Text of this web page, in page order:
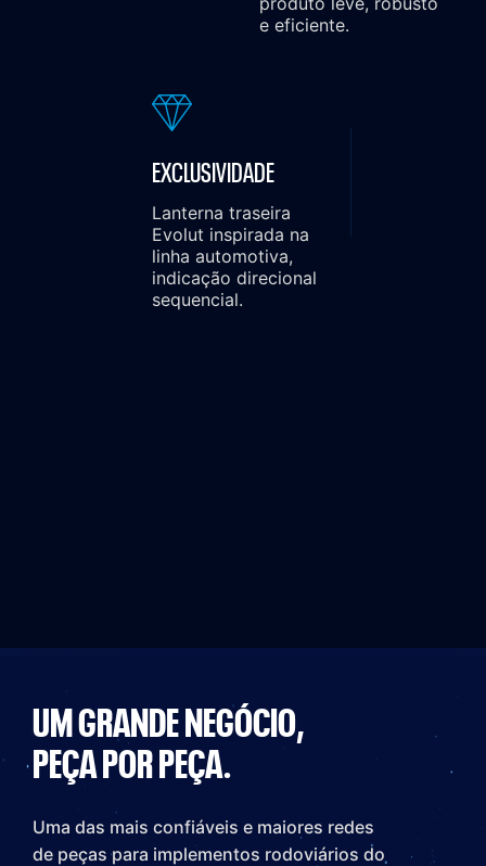
e eficiente.
EXCLUSIVIDADE
Lanterna traseira
Evolut inspirada na
linha automotiva,
indicação direcional
sequencial.
UM GRANDE NEGÓCIO,
PEÇA POR PEÇA.
Uma das mais confiáveis e maiores redes
de peças para implementos rodoviários do